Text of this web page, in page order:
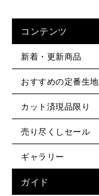
コンテンツ
新着・更新商品
おすすめの定番生地
カット済現品限り
売り尽くしセール
ギャラリー
ガイド